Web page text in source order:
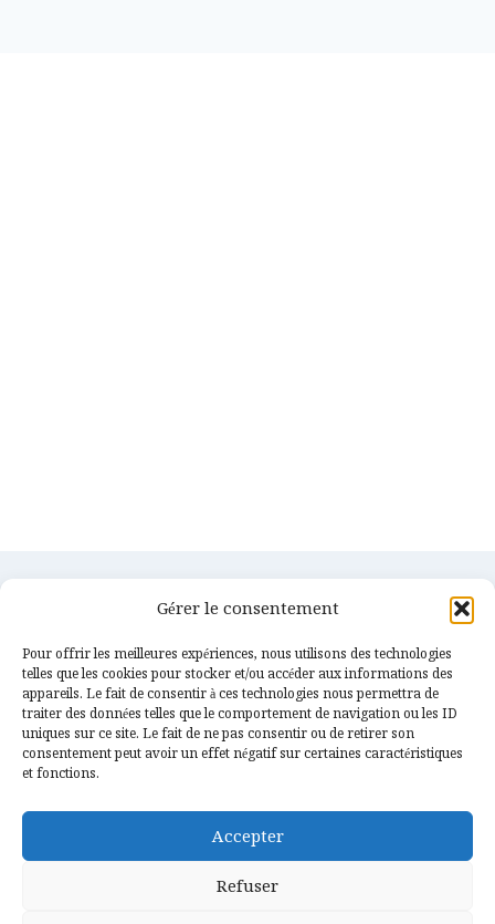
Gérer le consentement
Pour offrir les meilleures expériences, nous utilisons des technologies
telles que les cookies pour stocker et/ou accéder aux informations des
appareils. Le fait de consentir à ces technologies nous permettra de
traiter des données telles que le comportement de navigation ou les ID
uniques sur ce site. Le fait de ne pas consentir ou de retirer son
consentement peut avoir un effet négatif sur certaines caractéristiques
et fonctions.
Accepter
Refuser
Services